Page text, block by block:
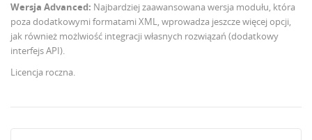
Wersja Advanced: Najbardziej zaawansowana wersja modułu, która
poza dodatkowymi formatami XML, wprowadza jeszcze więcej opcji,
jak również możlwiość integracji własnych rozwiązań (dodatkowy
interfejs API).
Licencja roczna.